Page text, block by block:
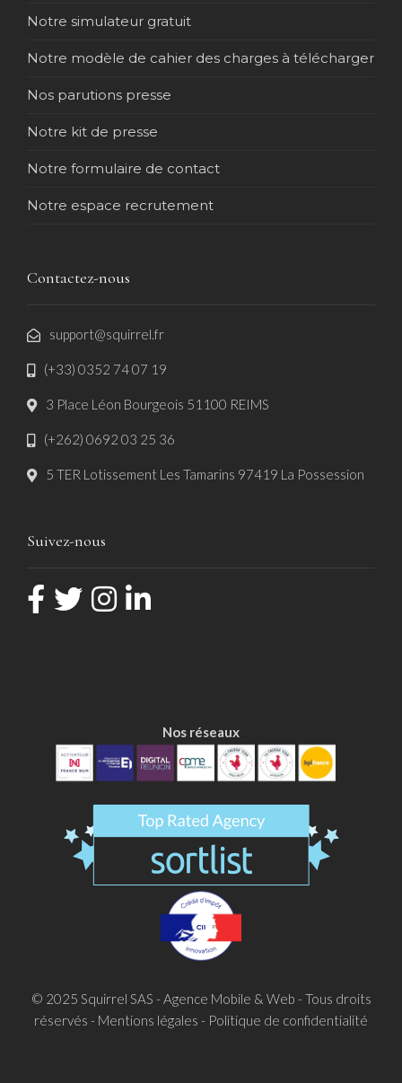
Notre simulateur gratuit
Notre modèle de cahier des charges à télécharger
Nos parutions presse
Notre kit de presse
Notre formulaire de contact
Notre espace recrutement
Contactez-nous
support@squirrel.fr
(+33) 0352 74 07 19
3 Place Léon Bourgeois 51100 REIMS
(+262) 0692 03 25 36
5 TER Lotissement Les Tamarins 97419 La Possession
Suivez-nous
Nos réseaux
© 2025 Squirrel SAS - Agence Mobile & Web - Tous droits
réservés - Mentions légales - Politique de confidentialité